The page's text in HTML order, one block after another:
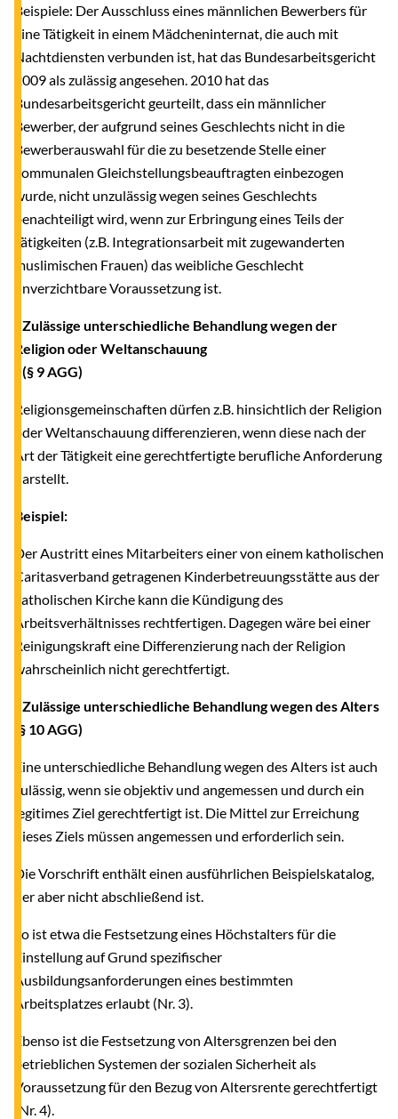
Beispiele: Der Ausschluss eines männlichen Bewerbers für
eine Tätigkeit in einem Mädcheninternat, die auch mit
Nachtdiensten verbunden ist, hat das Bundesarbeitsgericht
2009 als zulässig angesehen. 2010 hat das
Bundesarbeitsgericht geurteilt, dass ein männlicher
Bewerber, der aufgrund seines Geschlechts nicht in die
Bewerberauswahl für die zu besetzende Stelle einer
kommunalen Gleichstellungsbeauftragten einbezogen
wurde, nicht unzulässig wegen seines Geschlechts
benachteiligt wird, wenn zur Erbringung eines Teils der
Tätigkeiten (z.B. Integrationsarbeit mit zugewanderten
muslimischen Frauen) das weibliche Geschlecht
unverzichtbare Voraussetzung ist.
- Zulässige unterschiedliche Behandlung wegen der
Religion oder Weltanschauung
(§ 9 AGG)
Religionsgemeinschaften dürfen z.B. hinsichtlich der Religion
oder Weltanschauung differenzieren, wenn diese nach der
Art der Tätigkeit eine gerechtfertigte berufliche Anforderung
darstellt.
Beispiel:
Der Austritt eines Mitarbeiters einer von einem katholischen
Caritasverband getragenen Kinderbetreuungsstätte aus der
katholischen Kirche kann die Kündigung des
Arbeitsverhältnisses rechtfertigen. Dagegen wäre bei einer
Reinigungskraft eine Differenzierung nach der Religion
wahrscheinlich nicht gerechtfertigt.
- Zulässige unterschiedliche Behandlung wegen des Alters
(§ 10 AGG)
Eine unterschiedliche Behandlung wegen des Alters ist auch
zulässig, wenn sie objektiv und angemessen und durch ein
legitimes Ziel gerechtfertigt ist. Die Mittel zur Erreichung
dieses Ziels müssen angemessen und erforderlich sein.
Die Vorschrift enthält einen ausführlichen Beispielskatalog,
der aber nicht abschließend ist.
So ist etwa die Festsetzung eines Höchstalters für die
Einstellung auf Grund spezifischer
Ausbildungsanforderungen eines bestimmten
Arbeitsplatzes erlaubt (Nr. 3).
Ebenso ist die Festsetzung von Altersgrenzen bei den
betrieblichen Systemen der sozialen Sicherheit als
Voraussetzung für den Bezug von Altersrente gerechtfertigt
(Nr. 4).